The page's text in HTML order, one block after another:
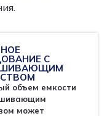
С
объем емкости
может